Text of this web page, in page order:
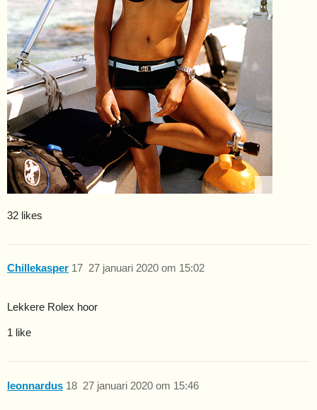
32 likes
Chillekasper 27 januari 2020 om 15:02
17
Lekkere Rolex hoor
1 like
leonnardus 27 januari 2020 om 15:46
18